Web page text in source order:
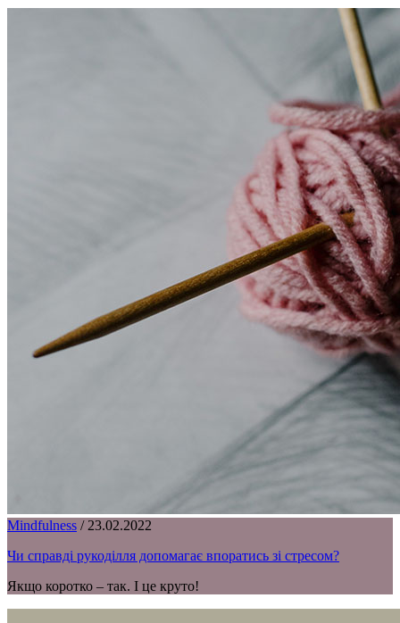
Mindfulness / 23.02.2022
Чи справді рукоділля допомагає впоратись зі стресом?
Якщо коротко – так. І це круто!